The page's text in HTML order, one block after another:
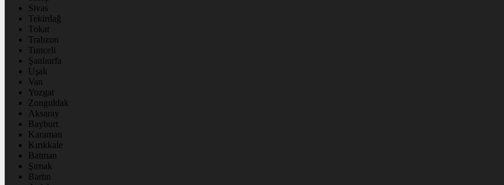
Sivas
Tekirdağ
Tokat
Trabzon
Tunceli
Şanlıurfa
Uşak
Van
Yozgat
Zonguldak
Aksaray
Bayburt
Karaman
Kırıkkale
Batman
Şırnak
Bartın